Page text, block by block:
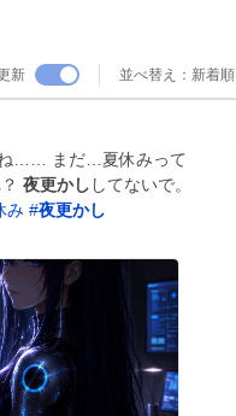
す
新 並べ替え： 新着順
ね…… まだ…夏休みって
夜更かし してないで。
み #夜更かし